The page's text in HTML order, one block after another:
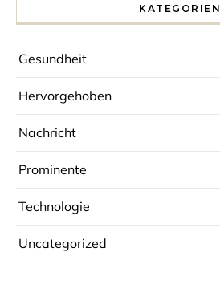
KATEGORIEN
Gesundheit
Hervorgehoben
Nachricht
Prominente
Technologie
Uncategorized